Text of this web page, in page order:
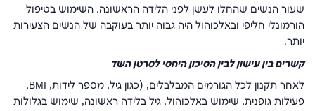
שעור הנשים שהחלו לעשן לפני הלידה הראשונה. השימוש בטיפול
הורמונלי חליפי ובאלכוהול היה גבוה יותר בעוקבה של הנשים הצעירות
יותר.
קשרים בין עישון לבין הסיכון היחסי לסרטן השד
לאחר תקנון לכל הגורמים המבלבלים, (כגון גיל, מספר לידות, BMI
,
פעילות גופנית, שימוש באלכוהול, גיל בלידה ראשונה, שימוש בגלולות